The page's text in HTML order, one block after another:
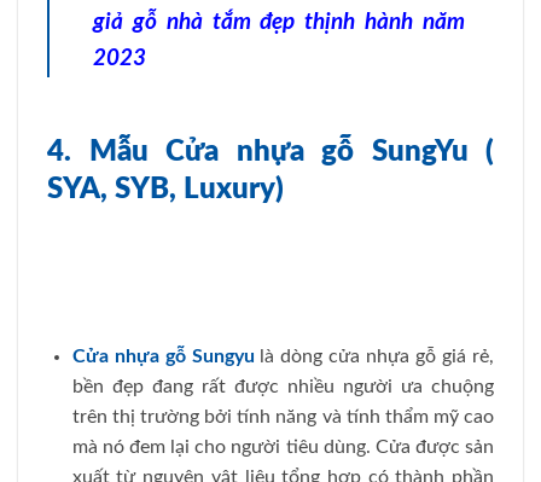
giả gỗ nhà tắm đẹp thịnh hành năm
2023
4. Mẫu Cửa nhựa gỗ SungYu (
SYA, SYB, Luxury)
Cửa nhựa gỗ Sungyu là dòng cửa nhựa gỗ giá rẻ,
bền đẹp đang rất được nhiều người ưa chuộng
trên thị trường bởi tính năng và tính thẩm mỹ cao
mà nó đem lại cho người tiêu dùng. Cửa được sản
xuất từ nguyên vật liệu tổng hợp có thành phần